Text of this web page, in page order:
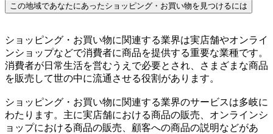
この地域であなたにあったショッピング・お買い物を見つけるには
ショッピング・お買い物に関連する業界は実店舗やオンライ
ンショップなどで消費者に商品を提供する重要な業種です。
消費者が日常生活を営むうえで必要とされ、さまざまな商品
を販売して世の中に流通させる役割があります。
ショッピング・お買い物に関連する業界のサービスは多岐に
わたります。主に実店舗における商品の販売、オンラインシ
ョップにおける商品の販売、顧客への商品の説明などがあ